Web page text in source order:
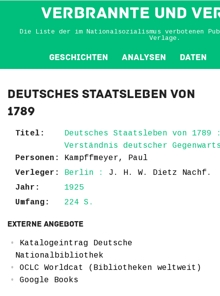
VERBRANNTE und
Die Liste der im Nationalsozialismus verbotenen
Verlage.
Geschichten Analysen Daten
Deutsches Staatsleben von
1789
Titel:
Deutsches Staatsleben von 1789
Verständnis deutscher
Personen:
Kampffmeyer, Paul
Verleger:
Berlin :
J. H. W. Dietz Nachf.
Jahr:
1925
Umfang:
224 S.
Externe Angebote
Katalogeintrag Deutsche
Nationalbibliothek
OCLC Worldcat (Bibliotheken weltweit)
Google Books